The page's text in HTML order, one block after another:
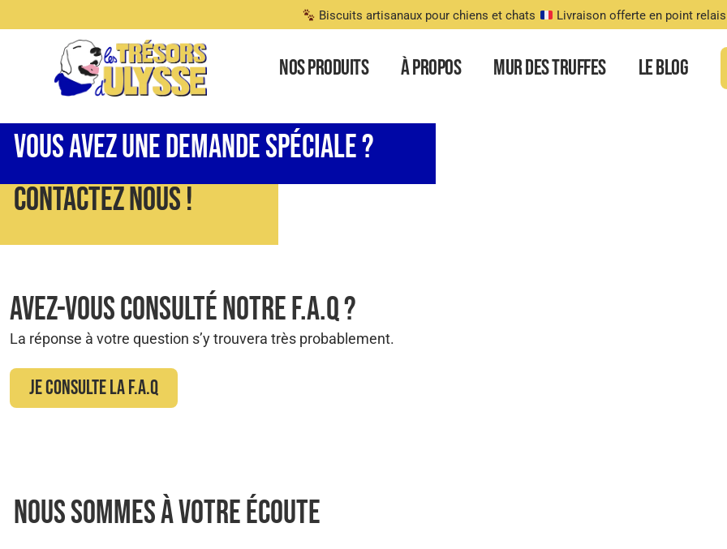
Biscuits artisanaux pour chiens et chats Livraison offerte en point
Nos produits À Propos Mur des truffes Le Blog
Vous Avez Une Demande Spéciale ?​
Contactez Nous !​
Avez-Vous Consulté Notre F.A.Q ?
La réponse à votre question s’y trouvera très probablement.
Je consulte la F.A.Q
Nous Sommes À Votre Écoute